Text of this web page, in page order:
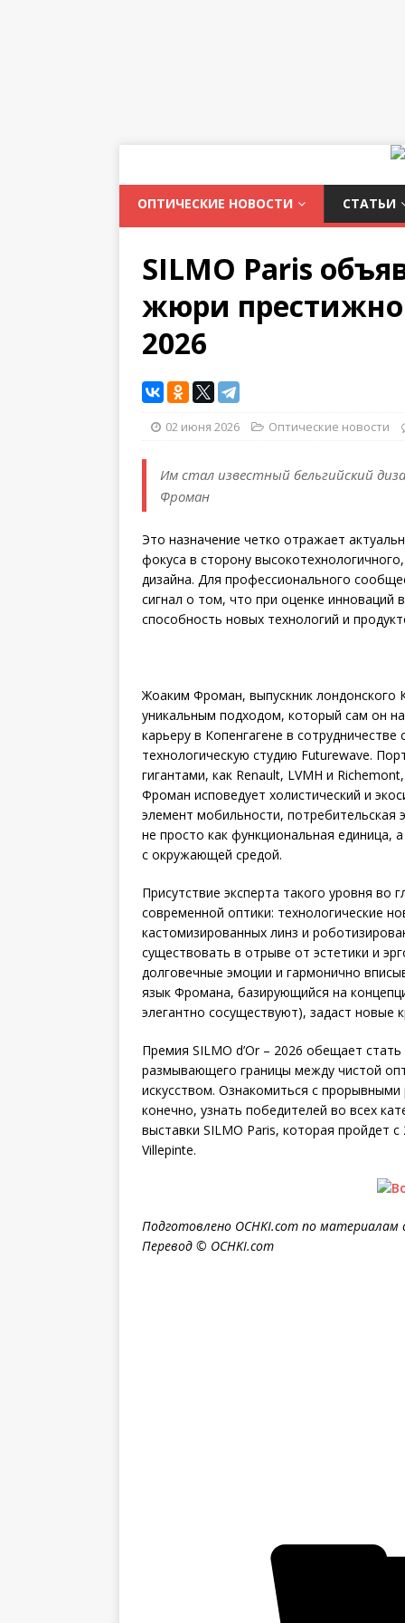
ОПТИЧЕСКИЕ НОВОСТИ СТАТЬИ
SILMO Paris
жюри
2026
02 июня 2026 Оптические новости
Им стал известный бельгийский
Фроман
Это назначение четко отражает
фокуса в сторону
дизайна. Для профессионального
сигнал о том, что при оценке инноваций
способность новых технологий и
Жоаким Фроман, выпускник лондонского
уникальным подходом, который сам он
карьеру в Копенгагене в
технологическую студию Futurewave.
гигантами, как Renault, LVMH и
Фроман исповедует холистический и
элемент мобильности, потребительская
не просто как функциональная единица,
с окружающей средой.
Присутствие эксперта такого уровня во
современной оптики: технологические
кастомизированных линз и
существовать в отрыве от эстетики и
долговечные эмоции и гармонично
язык Фромана, базирующийся на
элегантно сосуществуют), задаст новые
Премия SILMO d’Or – 2026 обещает
размывающего границы между чистой
искусством. Ознакомиться с
конечно, узнать победителей во всех
выставки SILMO Paris, которая пройдет
Villepinte.
Подготовлено OCHKI.com по материалам
Перевод © OCHKI.com